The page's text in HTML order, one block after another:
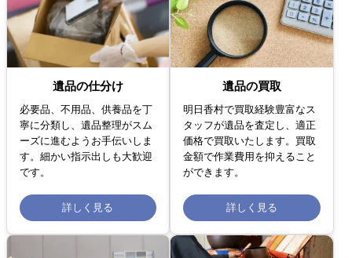
遺品の仕分け
必要品、不用品、供養品を丁
寧に分類し、遺品整理がスム
ーズに進むようお手伝いしま
す。細かい指示出しも大歓迎
です。
詳しく見る
遺品の買取
明日香村で買取経験豊富なス
タッフが遺品を査定し、適正
価格で買取いたします。買取
金額で作業費用を抑えること
ができます。
詳しく見る